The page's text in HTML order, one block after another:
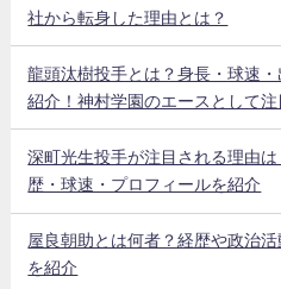
社から転身した理由とは？
龍頭汰樹投手とは？身長・球速
紹介！神村学園のエースとして注
深町光生投手が注目される理由
歴・球速・プロフィールを紹介
屋良朝助とは何者？経歴や政治
を紹介